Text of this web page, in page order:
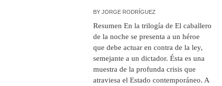
BYJORGE RODRÍGUEZ
Resumen En la trilogía de El caballero
de la noche se presenta a un héroe
que debe actuar en contra de la ley,
semejante a un dictador. Ésta es una
muestra de la profunda crisis que
atraviesa el Estado contemporáneo. A